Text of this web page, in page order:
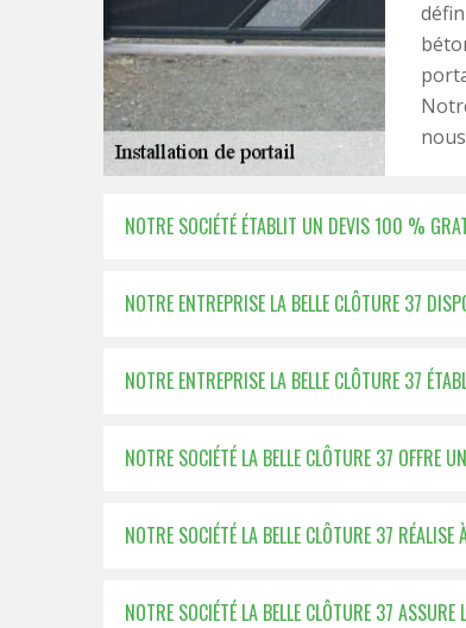
NOTRE SOCIÉTÉ ÉTABLIT UN DEVIS 100 %
NOTRE ENTREPRISE LA BELLE CLÔTURE 37
NOTRE ENTREPRISE LA BELLE CLÔTURE 37
NOTRE SOCIÉTÉ LA BELLE CLÔTURE 37 OFFRE
NOTRE SOCIÉTÉ LA BELLE CLÔTURE 37
NOTRE SOCIÉTÉ LA BELLE CLÔTURE 37